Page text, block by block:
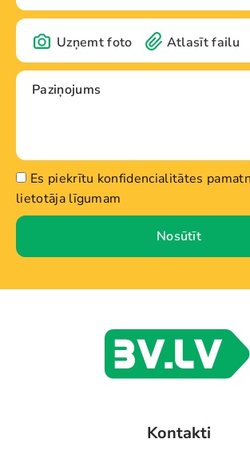
Uzņemt foto Atlasīt failu
Es piekrītu konfidencialitātes
lietotāja līgumam
Nosūtīt
Kontakti